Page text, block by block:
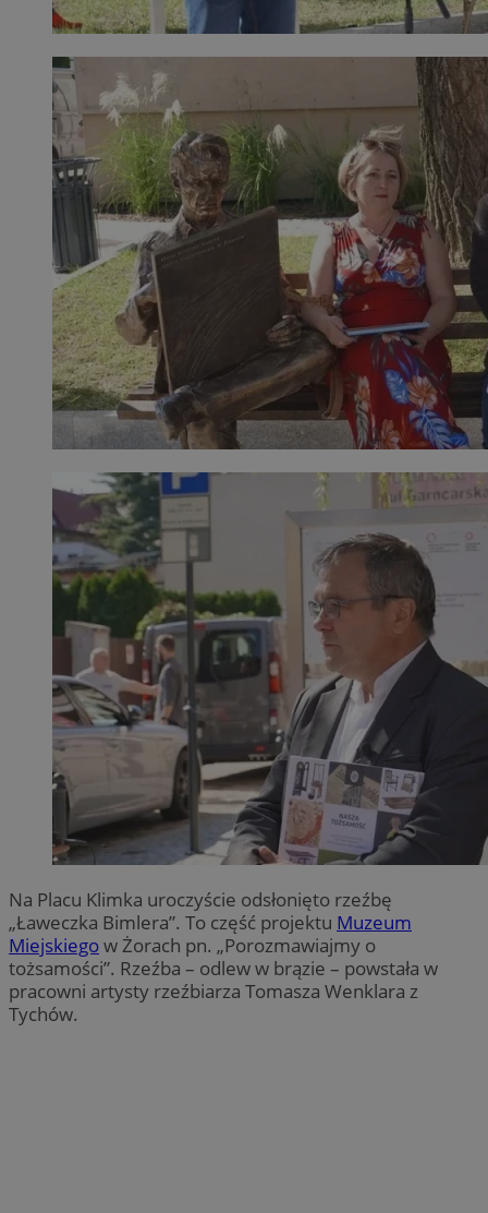
Na Placu Klimka uroczyście odsłonięto rzeźbę
„Ławeczka Bimlera”. To część projektu Muzeum
Miejskiegow Żorach pn. „Porozmawiajmy o
tożsamości”. Rzeźba – odlew w brązie – powstała w
pracowni artysty rzeźbiarza Tomasza Wenklara z
Tychów.